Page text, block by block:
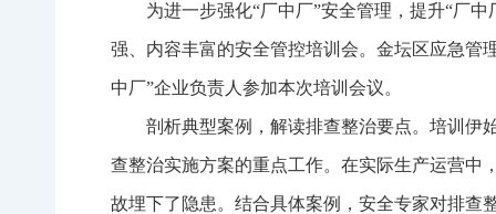
为进一步强化“厂中厂”安全管理，提升“厂
强、内容丰富的安全管控培训会。金坛区应急管
中厂”企业负责人参加本次培训会议。
剖析典型案例，解读排查整治要点。培训伊
查整治实施方案的重点工作。在实际生产运营中
故埋下了隐患。结合具体案例，安全专家对排查